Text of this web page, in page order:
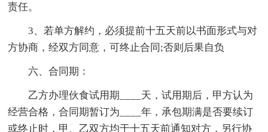
责任。
3、若单方解约，必须提前十五天前以书面形式与对
方协商，经双方同意，可终止合同;否则后果自负
六、合同期：
乙方办理伙食试用期____天，试用期后，甲方认为
经营合格，合同期暂订为____年，承包期满是否要续订
或终止时，甲、乙双方均于十五天前通知对方，另行协